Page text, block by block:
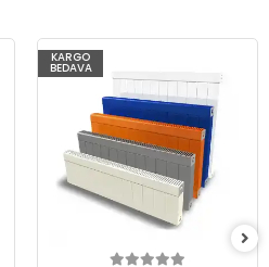
KARGO
BEDAVA